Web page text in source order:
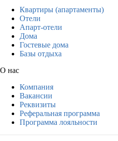
Квартиры (апартаменты)
Отели
Апарт-отели
Дома
Гостевые дома
Базы отдыха
О нас
Компания
Вакансии
Реквизиты
Реферальная программа
Программа лояльности